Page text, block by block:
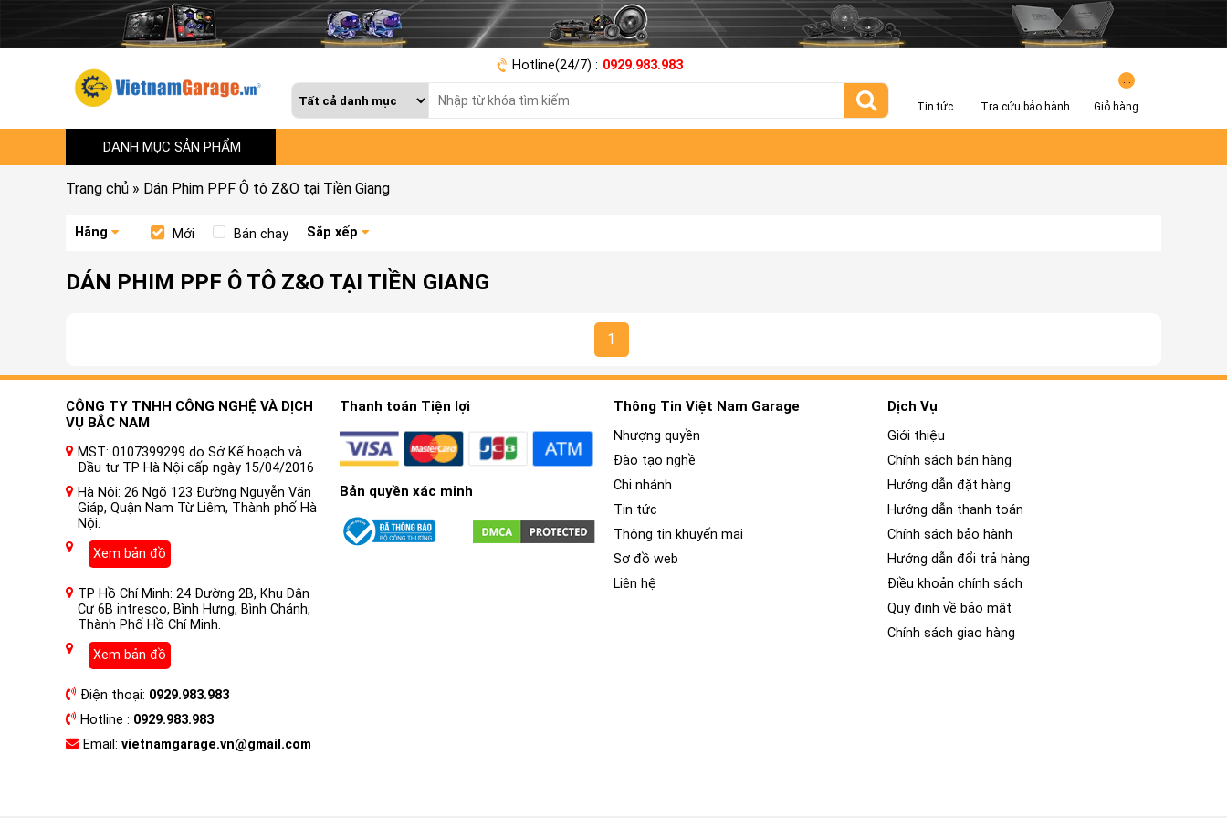
Hotline(24/7) : 0929.983.983
Tin tức Tra cứu bảo hành Giỏ hàng
DANH MỤC SẢN PHẨM
Trang chủ » Dán Phim PPF Ô tô Z&O tại Tiền Giang
Hãng Mới Bán chạy Sắp xếp
DÁN PHIM PPF Ô TÔ Z&O TẠI TIỀN GIANG
1
CÔNG TY TNHH CÔNG NGHỆ VÀ DỊCH
VỤ BẮC NAM
MST: 0107399299 do Sở Kế hoạch và
Đầu tư TP Hà Nội cấp ngày 15/04/2016
Hà Nội: 26 Ngõ 123 Đường Nguyễn Văn
Giáp, Quận Nam Từ Liêm, Thành phố Hà
Nội.
Xem bản đồ
TP Hồ Chí Minh: 24 Đường 2B, Khu Dân
Cư 6B intresco, Bình Hưng, Bình Chánh,
Thành Phố Hồ Chí Minh.
Xem bản đồ
Điện thoại: 0929.983.983
Hotline : 0929.983.983
Email: vietnamgarage.vn@gmail.com
Thanh toán Tiện lợi
Bản quyền xác minh
Thông Tin Việt Nam Garage
Nhượng quyền
Đào tạo nghề
Chi nhánh
Tin tức
Thông tin khuyến mại
Sơ đồ web
Liên hệ
Dịch Vụ
Giới thiệu
Chính sách bán hàng
Hướng dẫn đặt hàng
Hướng dẫn thanh toán
Chính sách bảo hành
Hướng dẫn đổi trả hàng
Điều khoản chính sách
Quy định về bảo mật
Chính sách giao hàng